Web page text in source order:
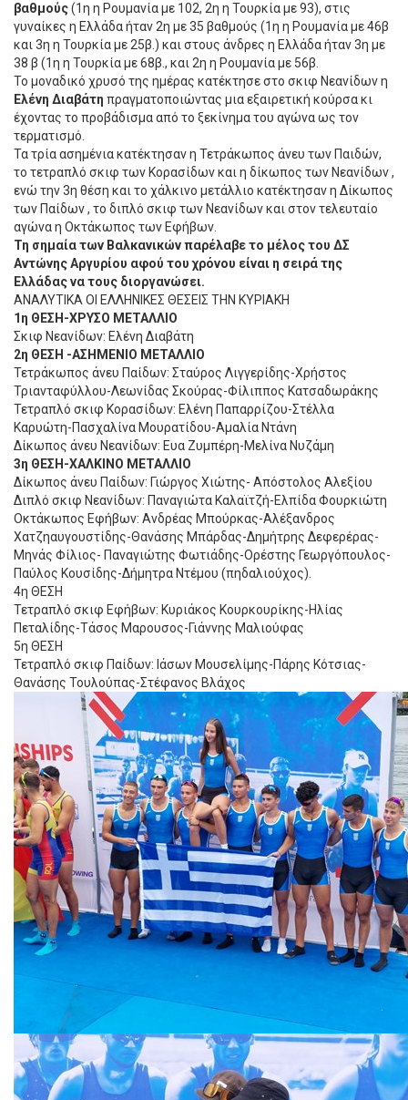
βαθμούς(1η η Ρουμανία με 102, 2η η Τουρκία με 93), στις
γυναίκες η Ελλάδα ήταν 2η με 35 βαθμούς (1η η Ρουμανία με 46β
και 3η η Τουρκία με 25β.) και στους άνδρες η Ελλάδα ήταν 3η με
38 β (1η η Τουρκία με 68β., και 2η η Ρουμανία με 56β.
Το μοναδικό χρυσό της ημέρας κατέκτησε στο σκιφ Νεανίδων η
Ελένη Διαβάτη πραγματοποιώντας μια εξαιρετική κούρσα κι
έχοντας το προβάδισμα από το ξεκίνημα του αγώνα ως τον
τερματισμό.
Τα τρία ασημένια κατέκτησαν η Τετράκωπος άνευ των Παιδών,
το τετραπλό σκιφ των Κορασίδων και η δίκωπος των Νεανίδων ,
ενώ την 3η θέση και το χάλκινο μετάλλιο κατέκτησαν η Δίκωπος
των Παίδων , το διπλό σκιφ των Νεανίδων και στον τελευταίο
αγώνα η Οκτάκωπος των Εφήβων.
Τη σημαία των Βαλκανικών παρέλαβε το μέλος του ΔΣ
Αντώνης Αργυρίου αφού του χρόνου είναι η σειρά της
Ελλάδας να τους διοργανώσει.
ΑΝΑΛΥΤΙΚΑ ΟΙ ΕΛΛΗΝΙΚΕΣ ΘΕΣΕΙΣ ΤΗΝ ΚΥΡΙΑΚΗ
1η ΘΕΣΗ-ΧΡΥΣΟ ΜΕΤΑΛΛΙΟ
Σκιφ Νεανίδων: Ελένη Διαβάτη
2η ΘΕΣΗ -ΑΣΗΜΕΝΙΟ ΜΕΤΑΛΛΙΟ
Τετράκωπος άνευ Παίδων: Σταύρος Λιγγερίδης-Χρήστος
Τριανταφύλλου-Λεωνίδας Σκούρας-Φίλιππος Κατσαδωράκης
Τετραπλό σκιφ Κορασίδων: Ελένη Παπαρρίζου-Στέλλα
Καρυώτη-Πασχαλίνα Μουρατίδου-Αμαλία Ντάνη
Δίκωπος άνευ Νεανίδων: Ευα Ζυμπέρη-Μελίνα Νυζάμη
3η ΘΕΣΗ-ΧΑΛΚΙΝΟ ΜΕΤΑΛΛΙΟ
Δίκωπος άνευ Παίδων: Γιώργος Χιώτης- Απόστολος Αλεξίου
Διπλό σκιφ Νεανίδων: Παναγιώτα Καλαϊτζή-Ελπίδα Φουρκιώτη
Οκτάκωπος Εφήβων: Ανδρέας Μπούρκας-Αλέξανδρος
Χατζηαυγουστίδης-Θανάσης Μπάρδας-Δημήτρης Δεφερέρας-
Μηνάς Φίλιος- Παναγιώτης Φωτιάδης-Ορέστης Γεωργόπουλος-
Παύλος Κουσίδης-Δήμητρα Ντέμου (πηδαλιούχος).
4η ΘΕΣΗ
Τετραπλό σκιφ Εφήβων: Κυριάκος Κουρκουρίκης-Ηλίας
Πεταλίδης-Τάσος Μαρουσος-Γιάννης Μαλιούφας
5η ΘΕΣΗ
Τετραπλό σκιφ Παίδων: Ιάσων Μουσελίμης-Πάρης Κότσιας-
Θανάσης Τουλούπας-Στέφανος Βλάχος